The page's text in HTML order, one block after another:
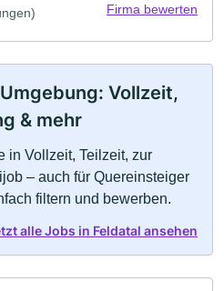
Firma bewerten
Vollzeit,
& mehr
in Vollzeit, Teilzeit, zur
– auch für Quereinsteiger
filtern und bewerben.
alle Jobs in Feldatal ansehen